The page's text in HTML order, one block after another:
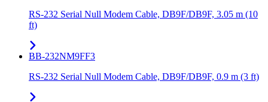
RS-232 Serial Null Modem Cable, DB9F/DB9F, 3.05 m (10
ft)
BB-232NM9FF3
RS-232 Serial Null Modem Cable, DB9F/DB9F, 0.9 m (3 ft)